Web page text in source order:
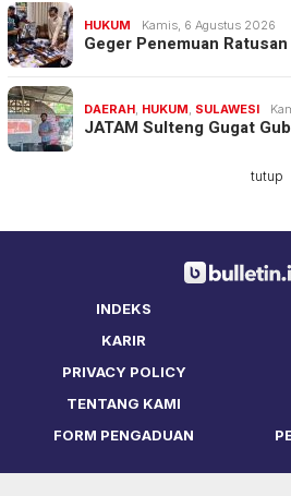
HUKUM Kamis, 6 Agustus 2026
Geger Penemuan
DAERAH, HUKUM, SULAWESI
JATAM Sulteng Gugat
INDEKS
KARIR
PRIVACY POLICY
TENTANG KAMI
FORM PENGADUAN
tutup